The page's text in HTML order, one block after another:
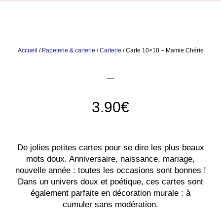
Accueil / Papeterie & carterie /Carterie / Carte 10×10 – Mamie Chérie
3.90€
De jolies petites cartes pour se dire les plus beaux
mots doux. Anniversaire, naissance, mariage,
nouvelle année : toutes les occasions sont bonnes !
Dans un univers doux et poétique, ces cartes sont
également parfaite en décoration murale : à
cumuler sans modération.